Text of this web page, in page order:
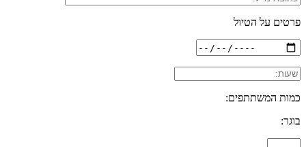
פרטים על הטיול
כמות המשתתפים:
בוגר: